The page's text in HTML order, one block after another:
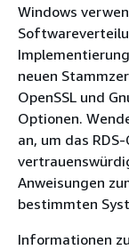
Windows
neuen
OpenSSL und
Optionen.
an, um das
Anweisungen
bestimmten
Informationen